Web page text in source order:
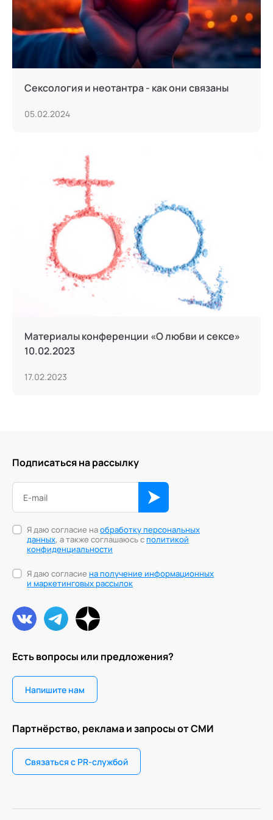
Тьюторство
Фасилитация и модерация
Христианский коучинг
Цифровой профайлинг
Сексология и неотантра - как они связаны
05.02.2024
Материалы конференции «О любви и сексе»
10.02.2023
17.02.2023
Есть вопросы или предложения?
Напишите нам
Партнёрство, реклама и запросы от СМИ
Связаться с PR-службой
Подписаться на рассылку
Я даю согласие наобработку персональных
данных, а также соглашаюсь сполитикой
конфиденциальности
Я даю согласие на получение информационных
и маркетинговых рассылок